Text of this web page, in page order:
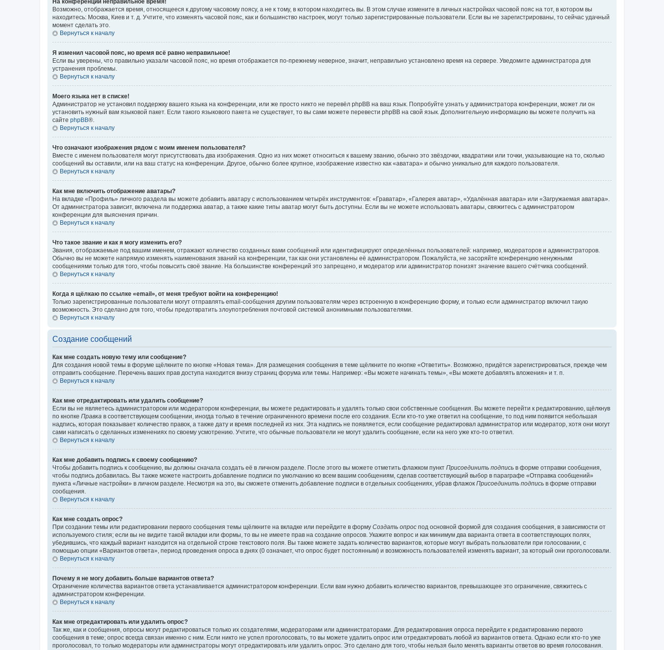
Возможно, отображается время, относящееся к другому часовому поясу, а не к тому, в котором находитесь вы. В этом случае измените в личных настройках часовой пояс на тот, в котором вы
находитесь: Москва, Киев и т. д. Учтите, что изменять часовой пояс, как и большинство настроек, могут только зарегистрированные пользователи. Если вы не зарегистрированы, то сейчас удачный
момент сделать это.
Вернуться к началу
Я изменил часовой пояс, но время всё равно неправильное!
Если вы уверены, что правильно указали часовой пояс, но время отображается по-прежнему неверное, значит, неправильно установлено время на сервере. Уведомите администратора для
устранения проблемы.
Вернуться к началу
Моего языка нет в списке!
Администратор не установил поддержку вашего языка на конференции, или же просто никто не перевёл phpBB на ваш язык. Попробуйте узнать у администратора конференции, может ли он
установить нужный вам языковой пакет. Если такого языкового пакета не существует, то вы сами можете перевести phpBB на свой язык. Дополнительную информацию вы можете получить на
сайте phpBB®.
Вернуться к началу
Что означают изображения рядом с моим именем пользователя?
Вместе с именем пользователя могут присутствовать два изображения. Одно из них может относиться к вашему званию, обычно это звёздочки, квадратики или точки, указывающие на то, сколько
сообщений вы оставили, или на ваш статус на конференции. Другое, обычно более крупное, изображение известно как «аватара» и обычно уникально для каждого пользователя.
Вернуться к началу
Как мне включить отображение аватары?
На вкладке «Профиль» личного раздела вы можете добавить аватару с использованием четырёх инструментов: «Граватар», «Галерея аватар», «Удалённая аватара» или «Загружаемая аватара».
От администратора зависит, включена ли поддержка аватар, а также какие типы аватар могут быть доступны. Если вы не можете использовать аватары, свяжитесь с администратором
конференции для выяснения причин.
Вернуться к началу
Что такое звание и как я могу изменить его?
Звания, отображаемые под вашим именем, отражают количество созданных вами сообщений или идентифицируют определённых пользователей: например, модераторов и администраторов.
Обычно вы не можете напрямую изменять наименования званий на конференции, так как они установлены её администратором. Пожалуйста, не засоряйте конференцию ненужными
сообщениями только для того, чтобы повысить своё звание. На большинстве конференций это запрещено, и модератор или администратор понизят значение вашего счётчика сообщений.
Вернуться к началу
Когда я щёлкаю по ссылке «email», от меня требуют войти на конференцию!
Только зарегистрированные пользователи могут отправлять email-сообщения другим пользователям через встроенную в конференцию форму, и только если администратор включил такую
возможность. Это сделано для того, чтобы предотвратить злоупотребления почтовой системой анонимными пользователями.
Вернуться к началу
Создание сообщений
Как мне создать новую тему или сообщение?
Для создания новой темы в форуме щёлкните по кнопке «Новая тема». Для размещения сообщения в теме щёлкните по кнопке «Ответить». Возможно, придётся зарегистрироваться, прежде чем
отправить сообщение. Перечень ваших прав доступа находится внизу страниц форума или темы. Например: «Вы можете начинать темы», «Вы можете добавлять вложения» и т. п.
Вернуться к началу
Как мне отредактировать или удалить сообщение?
Если вы не являетесь администратором или модератором конференции, вы можете редактировать и удалять только свои собственные сообщения. Вы можете перейти к редактированию, щёлкнув
по кнопке Правка в соответствующем сообщении, иногда только в течение ограниченного времени после его создания. Если кто-то уже ответил на сообщение, то под ним появится небольшая
надпись, которая показывает количество правок, а также дату и время последней из них. Эта надпись не появляется, если сообщение редактировал администратор или модератор, хотя они могут
сами написать о сделанных изменениях по своему усмотрению. Учтите, что обычные пользователи не могут удалить сообщение, если на него уже кто-то ответил.
Вернуться к началу
Как мне добавить подпись к своему сообщению?
Чтобы добавить подпись к сообщению, вы должны сначала создать её в личном разделе. После этого вы можете отметить флажком пункт Присоединить подпись в форме отправки сообщения,
чтобы подпись добавилась. Вы также можете настроить добавление подписи по умолчанию ко всем вашим сообщениям, сделав соответствующий выбор в параграфе «Отправка сообщений»
пункта «Личные настройки» в личном разделе. Несмотря на это, вы сможете отменить добавление подписи в отдельных сообщениях, убрав флажок Присоединить подпись в форме отправки
сообщения.
Вернуться к началу
Как мне создать опрос?
При создании темы или редактировании первого сообщения темы щёлкните на вкладке или перейдите в форму Создать опрос под основной формой для создания сообщения, в зависимости от
используемого стиля; если вы не видите такой вкладки или формы, то вы не имеете прав на создание опросов. Укажите вопрос и как минимум два варианта ответа в соответствующих полях,
убедившись, что каждый вариант находится на отдельной строке текстового поля. Вы также можете задать количество вариантов, которые могут выбрать пользователи при голосовании, с
помощью опции «Вариантов ответа», период проведения опроса в днях (0 означает, что опрос будет постоянным) и возможность пользователей изменять вариант, за который они проголосовали.
Вернуться к началу
Почему я не могу добавить больше вариантов ответа?
Ограничение количества вариантов ответа устанавливается администратором конференции. Если вам нужно добавить количество вариантов, превышающее это ограничение, свяжитесь с
администратором конференции.
Вернуться к началу
Как мне отредактировать или удалить опрос?
Так же, как и сообщения, опросы могут редактироваться только их создателями, модераторами или администраторами. Для редактирования опроса перейдите к редактированию первого
сообщения в теме; опрос всегда связан именно с ним. Если никто не успел проголосовать, то вы можете удалить опрос или отредактировать любой из вариантов ответа. Однако если кто-то уже
проголосовал, то только модераторы или администраторы могут отредактировать или удалить опрос. Это сделано для того, чтобы нельзя было менять варианты ответов во время голосования.